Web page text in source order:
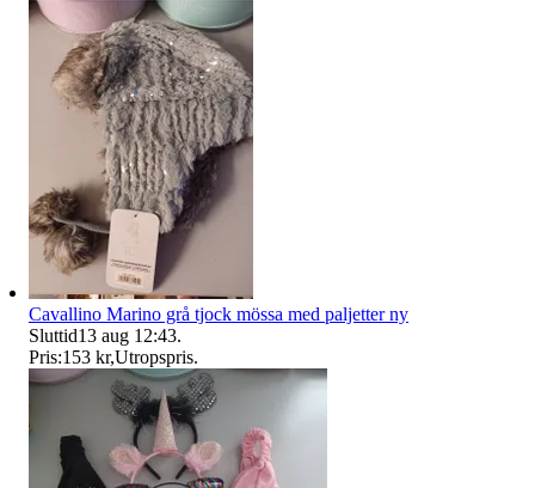
Cavallino Marino grå tjock mössa med paljetter ny
Sluttid13 aug 12:43.
Pris:153 kr,Utropspris.